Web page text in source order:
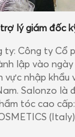
lý giám đốc
ty: Công ty Cổ
lập vào
vực nhập khẩu
Salonzo là
tóc cao